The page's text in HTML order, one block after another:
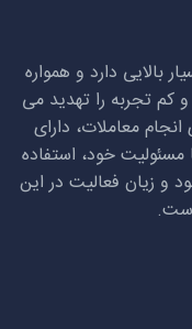
بالایی دارد و همواره
کم تجربه را تهدید می
معاملات، دارای
خود، استفاده
و زیان فعالیت در این